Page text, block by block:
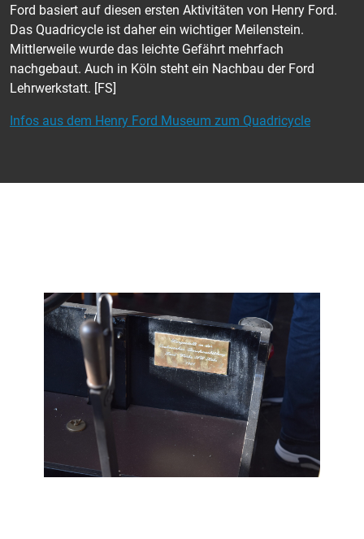
Ford basiert auf diesen ersten Aktivitäten von Henry Ford.
Das Quadricycle ist daher ein wichtiger Meilenstein.
Mittlerweile wurde das leichte Gefährt mehrfach
nachgebaut. Auch in Köln steht ein Nachbau der Ford
Lehrwerkstatt. [FS]
Infos aus dem Henry Ford Museum zum Quadricycle